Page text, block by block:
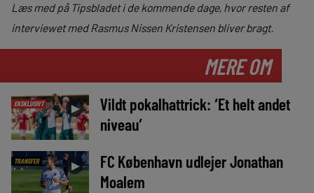
Læs med på Tipsbladet i de kommende dage, hvor resten af
interviewet med Rasmus Nissen Kristensen bliver bragt.
MERE OM
EKSKLUSIVT ►
Vildt pokalhattrick: ‘Et helt andet
niveau’
TRANSFER ►
FC København udlejer Jonathan
Moalem